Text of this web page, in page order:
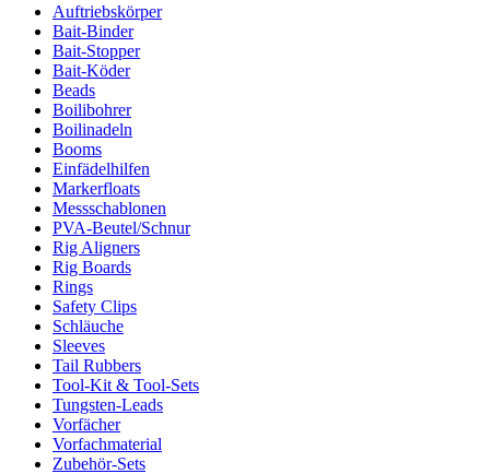
Auftriebskörper
Bait-Binder
Bait-Stopper
Bait-Köder
Beads
Boilibohrer
Boilinadeln
Booms
Einfädelhilfen
Markerfloats
Messschablonen
PVA-Beutel/Schnur
Rig Aligners
Rig Boards
Rings
Safety Clips
Schläuche
Sleeves
Tail Rubbers
Tool-Kit & Tool-Sets
Tungsten-Leads
Vorfächer
Vorfachmaterial
Zubehör-Sets